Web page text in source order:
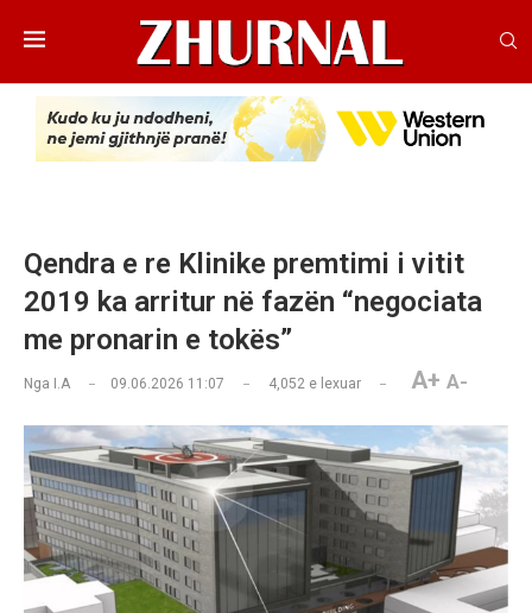
Qendra e re Klinike premtimi i vitit
2019 ka arritur në fazën “negociata
me pronarin e tokës”
Nga I.A 09.06.2026 11:07 4,052 e lexuar A+ A-